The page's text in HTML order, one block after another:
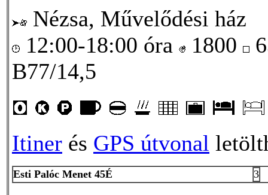
Nézsa, Művelődési ház
12:00-18:00 óra
1800
B77/14,5
Itiner és GPS útvonal
Esti Palóc Menet 45É 3